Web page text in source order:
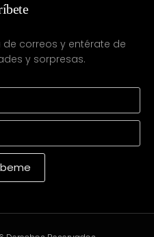
correos y entérate de
y sorpresas.